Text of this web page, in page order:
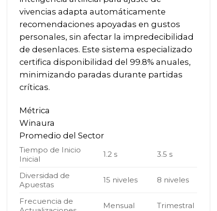
vivencias adapta automáticamente
recomendaciones apoyadas en gustos
personales, sin afectar la impredecibilidad
de desenlaces. Este sistema especializado
certifica disponibilidad del 99.8% anuales,
minimizando paradas durante partidas
críticas.
Métrica
Winaura
Promedio del Sector
Tiempo de Inicio
Inicial
1.2 s 3.5 s
Diversidad de
Apuestas
15 niveles 8 niveles
Frecuencia de
Mensual Trimestral